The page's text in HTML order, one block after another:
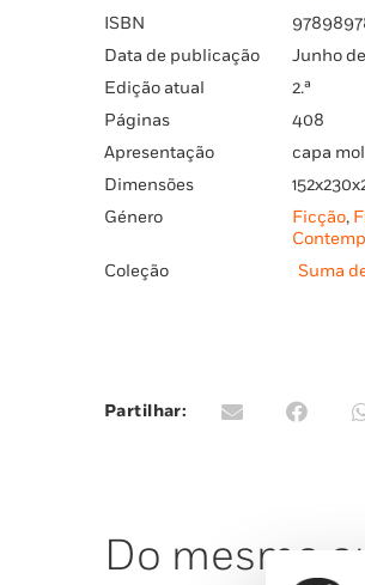
ISBN
Data de publicação
Junho
Edição atual
2.ª
Páginas
408
Apresentação
capa
Dimensões
Género
Ficção,
Coleção
Suma
Partilhar:
Do mesmo